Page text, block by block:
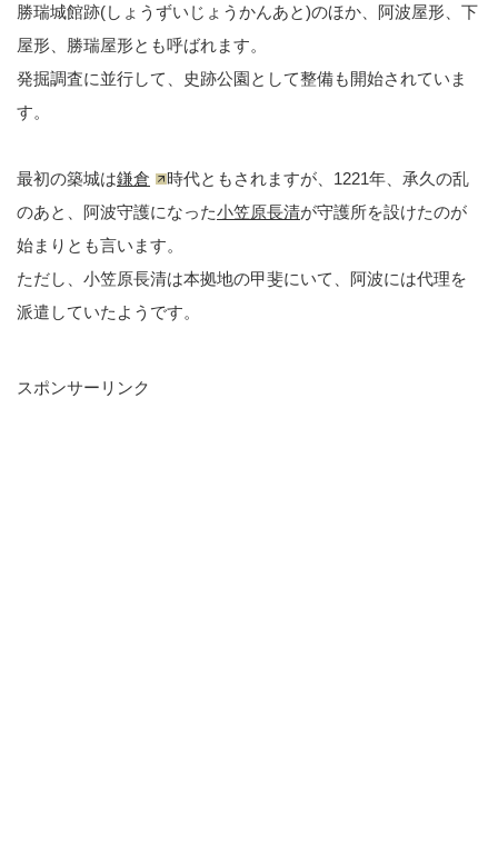
勝瑞城館跡(しょうずいじょうかんあと)のほか、阿波屋形、下
屋形、勝瑞屋形とも呼ばれます。
発掘調査に並行して、史跡公園として整備も開始されていま
す。
最初の築城は鎌倉
時代ともされますが、1221年、承久の乱
のあと、阿波守護になった小笠原長清が守護所を設けたのが
始まりとも言います。
ただし、小笠原長清は本拠地の甲斐にいて、阿波には代理を
派遣していたようです。
スポンサーリンク